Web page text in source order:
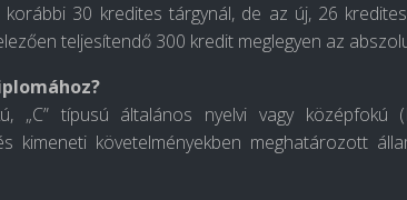
30 kredites tárgynál, de az új, 26
teljesítendő 300 kredit meglegyen az
„C” típusú általános nyelvi vagy középfokú
kimeneti követelményekben meghatározott